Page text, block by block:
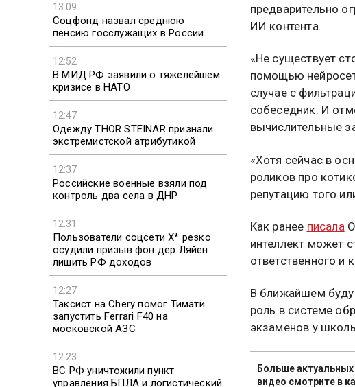
13:09
Соцфонд назвал среднюю
пенсию госслужащих в России
12:52
В МИД РФ заявили о тяжелейшем
кризисе в НАТО
12:47
Одежду THOR STEINAR признали
экстремистской атрибутикой
12:37
Российские военные взяли под
контроль два села в ДНР
12:31
Пользователи соцсети X* резко
осудили призыв фон дер Ляйен
лишить РФ доходов
12:27
Таксист на Chery помог Тимати
запустить Ferrari F40 на
московской АЗС
12:23
ВС РФ уничтожили пункт
управления БПЛА и логистический
предварительно
ИИ контента.
«Не существует
помощью
случае с
собеседник. И
вычислительные
«Хотя сейчас в
роликов про
репутацию того
Как ранее писала
интеллект может
ответственного и
В ближайшем
роль в системе
экзаменов у
Больше
видео смотрите в